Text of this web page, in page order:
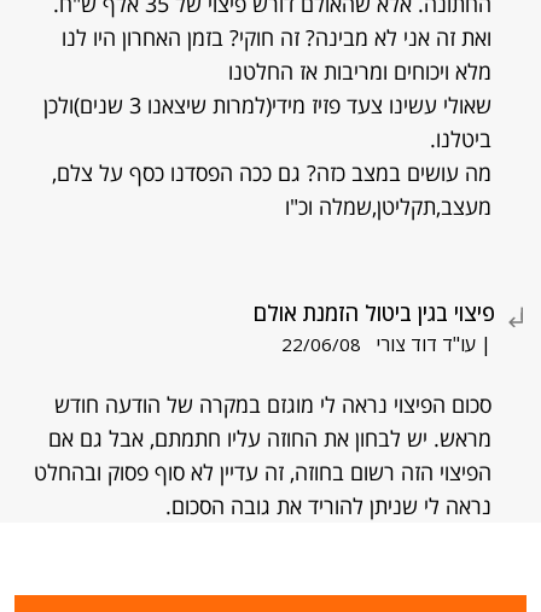
ואת זה אני לא מבינה? זה חוקי? בזמן האחרון היו לנו
מלא ויכוחים ומריבות אז החלטנו
שאולי עשינו צעד פזיז מידי(למרות שיצאנו 3 שנים)ולכן
ביטלנו.
מה עושים במצב כזה? גם ככה הפסדנו כסף על צלם,
מעצב,תקליטן,שמלה וכ"ו
פיצוי בגין ביטול הזמנת אולם
| עו"ד דוד צורי 22/06/08
סכום הפיצוי נראה לי מוגזם במקרה של הודעה חודש
מראש. יש לבחון את החוזה עליו חתמתם, אבל גם אם
הפיצוי הזה רשום בחוזה, זה עדיין לא סוף פסוק ובהחלט
נראה לי שניתן להוריד את גובה הסכום.